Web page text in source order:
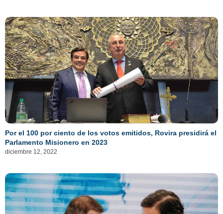
Por el 100 por ciento de los votos emitidos, Rovira presidirá el
Parlamento Misionero en 2023
diciembre 12, 2022